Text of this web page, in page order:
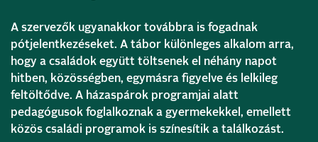
A szervezők ugyanakkor továbbra is fogadnak
pótjelentkezéseket. A tábor különleges alkalom arra,
hogy a családok együtt töltsenek el néhány napot
hitben, közösségben, egymásra figyelve és lelkileg
feltöltődve. A házaspárok programjai alatt
pedagógusok foglalkoznak a gyermekekkel, emellett
közös családi programok is színesítik a találkozást.